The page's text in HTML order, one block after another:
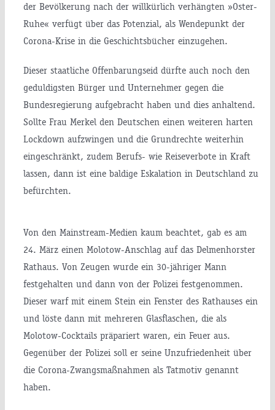
der Bevölkerung nach der willkürlich verhängten »Oster-
Ruhe« verfügt über das Potenzial, als Wendepunkt der
Corona-Krise in die Geschichtsbücher einzugehen.
Dieser staatliche Offenbarungseid dürfte auch noch den
geduldigsten Bürger und Unternehmer gegen die
Bundesregierung aufgebracht haben und dies anhaltend.
Sollte Frau Merkel den Deutschen einen weiteren harten
Lockdown aufzwingen und die Grundrechte weiterhin
eingeschränkt, zudem Berufs- wie Reiseverbote in Kraft
lassen, dann ist eine baldige Eskalation in Deutschland zu
befürchten.
Von den Mainstream-Medien kaum beachtet, gab es am
24. März einen Molotow-Anschlag auf das Delmenhorster
Rathaus. Von Zeugen wurde ein 30-jähriger Mann
festgehalten und dann von der Polizei festgenommen.
Dieser warf mit einem Stein ein Fenster des Rathauses ein
und löste dann mit mehreren Glasflaschen, die als
Molotow-Cocktails präpariert waren, ein Feuer aus.
Gegenüber der Polizei soll er seine Unzufriedenheit über
die Corona-Zwangsmaßnahmen als Tatmotiv genannt
haben.